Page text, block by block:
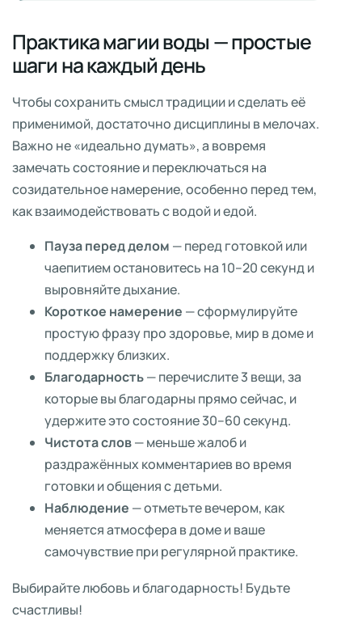
Практика магии воды — простые
шаги на каждый день
Чтобы сохранить смысл традиции и сделать её
применимой, достаточно дисциплины в мелочах.
Важно не «идеально думать», а вовремя
замечать состояние и переключаться на
созидательное намерение, особенно перед тем,
как взаимодействовать с водой и едой.
Пауза перед делом — перед готовкой или
чаепитием остановитесь на 10–20 секунд и
выровняйте дыхание.
Короткое намерение — сформулируйте
простую фразу про здоровье, мир в доме и
поддержку близких.
Благодарность— перечислите 3 вещи, за
которые вы благодарны прямо сейчас, и
удержите это состояние 30–60 секунд.
Чистота слов— меньше жалоб и
раздражённых комментариев во время
готовки и общения с детьми.
Наблюдение — отметьте вечером, как
меняется атмосфера в доме и ваше
самочувствие при регулярной практике.
Выбирайте любовь и благодарность! Будьте
счастливы!